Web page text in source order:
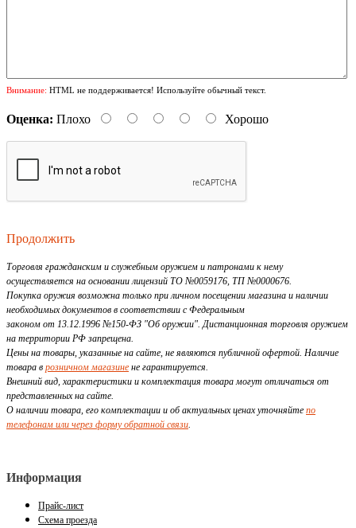
Внимание: HTML не поддерживается! Используйте обычный текст.
Оценка: Плохо Хорошо
Продолжить
Торговля гражданским и служебным оружием и патронами к нему
осуществляется на основании лицензий ТО №0059176, ТП №0000676.
Покупка оружия возможна только при личном посещении магазина и наличии
необходимых документов в соответствии с Федеральным
законом от 13.12.1996 №150-ФЗ "Об оружии". Дистанционная торговля оружием
на территории РФ запрещена.
Цены на товары, указанные на сайте, не являются публичной офертой. Наличие
товара в розничном магазине не гарантируется.
Внешний вид, характеристики и комплектация товара могут отличаться от
представленных на сайте.
О наличии товара, его комплектации и об актуальных ценах уточняйте по
телефонам или через форму обратной связи.
Информация
Прайс-лист
Схема проезда